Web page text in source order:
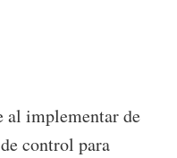
al implementar de
control para